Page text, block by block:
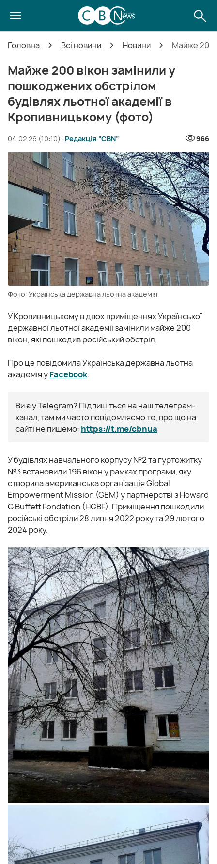
Головна Всі новини Новини Майже 200
Майже 200 вікон замінили у
пошкоджених обстрілом
будівлях льотної академії в
Кропивницькому (фото)
04.02.26 (10:10) -Редакція “CBN” 966
Фото: Українська державна льотна академія
У Кропивницькому в двох приміщеннях Української
державної льотної академії замінили майже 200
вікон, які пошкодив російський обстріл.
Про це повідомила Українська державна льотна
академія уFacebook.
Ви є у Telegram? Підпишіться на наш телеграм-
канал, там ми часто повідомляємо те, про що на
сайті не пишемо: https://t.me/cbnua
У будівлях навчального корпусу №2 та гуртожитку
№3 встановили 196 вікон у рамках програми, яку
створила американська організація Global
Empowerment Mission (GEM) у партнерстві з Howard
G Buffett Fondation (HGBF). Приміщення пошкодили
російські обстріли 28 липня 2022 року та 29 лютого
2024 року.